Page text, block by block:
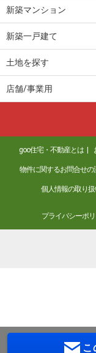
新築マンション
新築一戸建て
土地を探す
店舗/事業用
goo住宅・不動産とは
物件に関するお問合せの
個人情報の取り
プライバシーポ
こ